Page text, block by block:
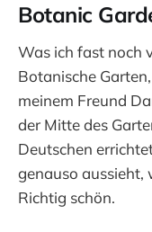
Botanic
Was ich fast noch
Botanische
meinem Freund
der Mitte des
Deutschen
genauso aussieht,
Richtig schön.